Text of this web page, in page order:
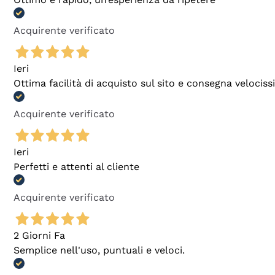
Acquirente verificato
Ieri
Ottima facilità di acquisto sul sito e consegna
Acquirente verificato
Ieri
Perfetti e attenti al cliente
Acquirente verificato
2 Giorni Fa
Semplice nell'uso, puntuali e veloci.